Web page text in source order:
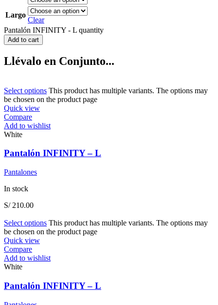
Largo
Clear
Pantalón INFINITY - L quantity
Add to cart
Llévalo en Conjunto...
Select options This product has multiple variants. The options may
be chosen on the product page
Quick view
Compare
Add to wishlist
White
Pantalón INFINITY – L
Pantalones
In stock
S/210.00
Select options This product has multiple variants. The options may
be chosen on the product page
Quick view
Compare
Add to wishlist
White
Pantalón INFINITY – L